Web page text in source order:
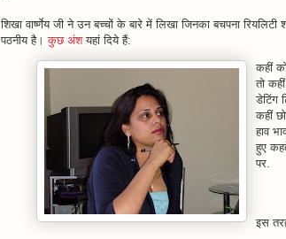
शिखा वार्ष्णेय जी ने उन बच्चों के बारे में लिखा जिनका बचपना
पठनीय है।कुछ अंशयहां दिये हैं:
कहीं
तो
डेटिंग
कहीं
हाव
हुए
पर.
इस